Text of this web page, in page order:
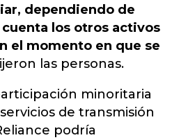
dependiendo de
los otros activos
el momento en que se
las personas.
minoritaria
de transmisión
podría